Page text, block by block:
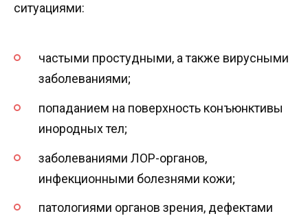
ситуациями:
частыми простудными, а также вирусными
заболеваниями;
попаданием на поверхность конъюнктивы
инородных тел;
заболеваниями ЛОР-органов,
инфекционными болезнями кожи;
патологиями органов зрения, дефектами